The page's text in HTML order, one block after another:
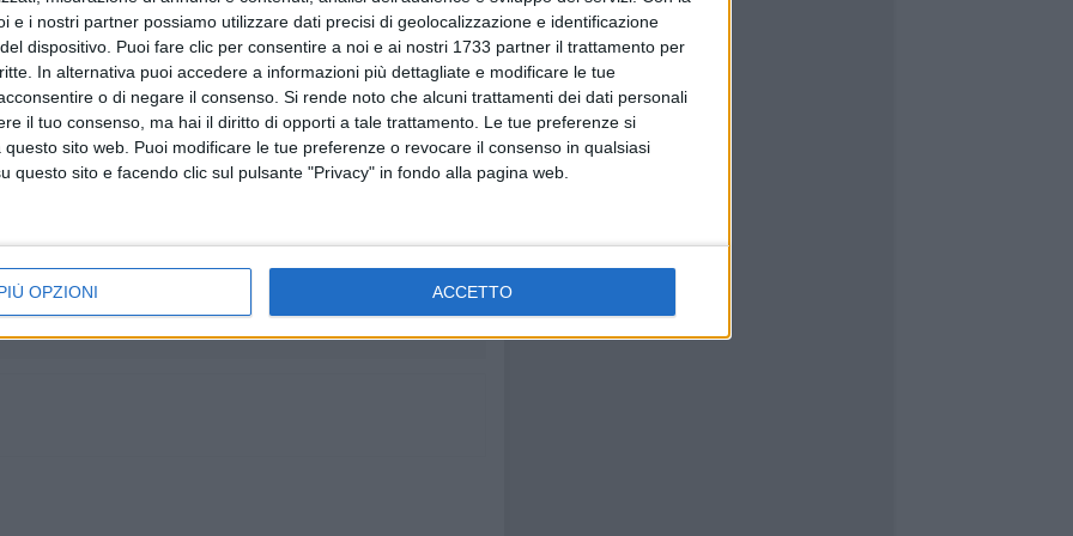
e i nostri partner possiamo utilizzare dati precisi di geolocalizzazione e identificazione
dispositivo. Puoi fare clic per consentire a noi e ai nostri 1733 partner il trattamento per
In alternativa puoi accedere a informazioni più dettagliate e modificare le tue
o di negare il consenso. Si rende noto che alcuni trattamenti dei dati personali
il tuo consenso, ma hai il diritto di opporti a tale trattamento. Le tue preferenze si
sito web. Puoi modificare le tue preferenze o revocare il consenso in qualsiasi
questo sito e facendo clic sul pulsante "Privacy" in fondo alla pagina web.
OPZIONI ACCETTO
dal movimento studentesco,
avanzate di cittadinanza attiva che in questi anni
comunale con azioni di trasformazione
FUTURE
Carburante annacquato a Bari e
provincia: il vademecum di
Consumerismo per chiedere i
danni